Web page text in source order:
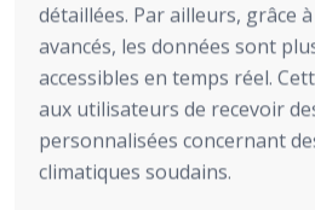
détaillées. Par ailleurs, grâce
avancés, les données sont
accessibles en temps réel.
aux utilisateurs de recevoir
personnalisées concernant
climatiques soudains.